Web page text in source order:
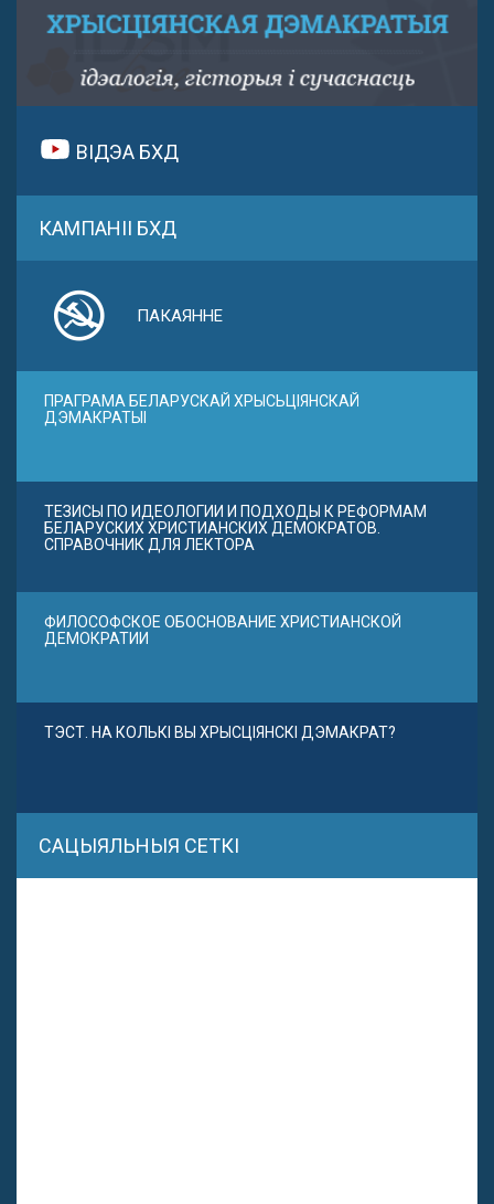
ВІДЭА БХД
КАМПАНІІ БХД
ПАКАЯННЕ
ПРАГРАМА БЕЛАРУСКАЙ ХРЫСЬЦІЯНСКАЙ
ДЭМАКРАТЫІ
ТЕЗИСЫ ПО ИДЕОЛОГИИ И ПОДХОДЫ К РЕФОРМАМ
БЕЛАРУСКИХ ХРИСТИАНСКИХ ДЕМОКРАТОВ.
СПРАВОЧНИК ДЛЯ ЛЕКТОРА
ФИЛОСОФСКОЕ ОБОСНОВАНИЕ ХРИСТИАНСКОЙ
ДЕМОКРАТИИ
ТЭСТ. НА КОЛЬКІ ВЫ ХРЫСЦІЯНСКІ ДЭМАКРАТ?
САЦЫЯЛЬНЫЯ СЕТКІ